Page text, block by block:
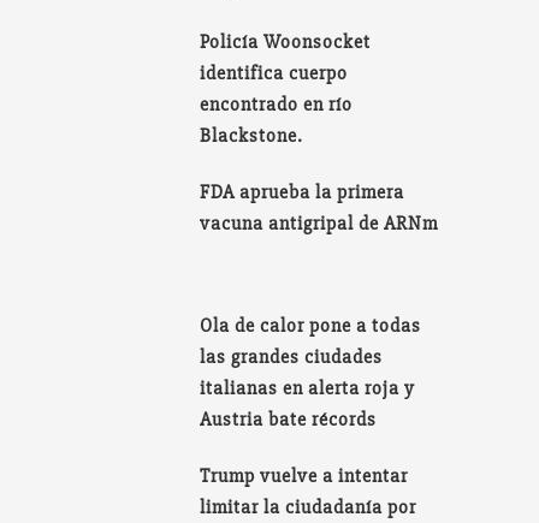
Policía Woonsocket
identifica cuerpo
encontrado en río
Blackstone.
FDA aprueba la primera
vacuna antigripal de ARNm
Ola de calor pone a todas
las grandes ciudades
italianas en alerta roja y
Austria bate récords
Trump vuelve a intentar
limitar la ciudadanía por